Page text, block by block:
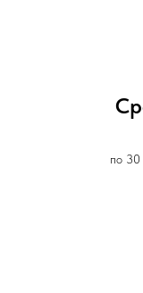
по 30